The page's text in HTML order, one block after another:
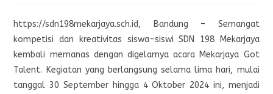
https://sdn198mekarjaya.sch.id, Bandung – Semangat
kompetisi dan kreativitas siswa-siswi SDN 198 Mekarjaya
kembali memanas dengan digelarnya acara Mekarjaya Got
Talent. Kegiatan yang berlangsung selama lima hari, mulai
tanggal 30 September hingga 4 Oktober 2024 ini, menjadi